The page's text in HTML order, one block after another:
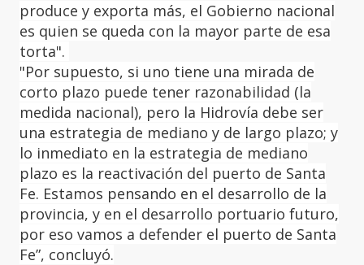
produce y exporta más, el Gobierno nacional
es quien se queda con la mayor parte de esa
torta".
"Por supuesto, si uno tiene una mirada de
corto plazo puede tener razonabilidad (la
medida nacional), pero la Hidrovía debe ser
una estrategia de mediano y de largo plazo; y
lo inmediato en la estrategia de mediano
plazo es la reactivación del puerto de Santa
Fe. Estamos pensando en el desarrollo de la
provincia, y en el desarrollo portuario futuro,
por eso vamos a defender el puerto de Santa
Fe”, concluyó.